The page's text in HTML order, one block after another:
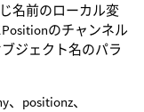
名前のローカル変
のチャンネル
ジェクト名のパラ
positionz、